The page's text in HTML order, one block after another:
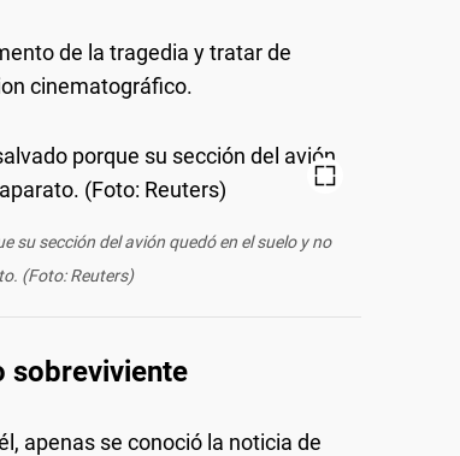
de la tragedia y tratar de
cinematográfico.
su sección del avión quedó en el suelo y no
(Foto: Reuters)
sobreviviente
apenas se conoció la noticia de